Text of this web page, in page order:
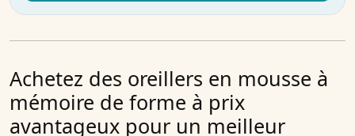
Achetez des oreillers en mousse à
mémoire de forme à prix
avantageux pour un meilleur